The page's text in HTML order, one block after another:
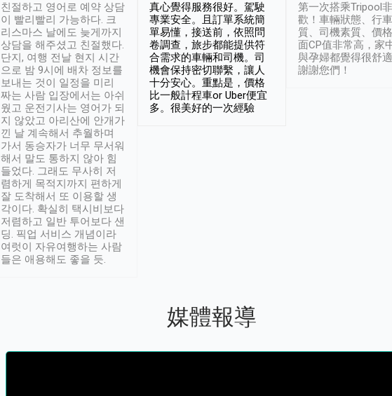
친절하고 영어로 예약 상담
이 빨리빨리 가능하다. 크
리스마스 날에도 늦게까지
상담을 해주셨고 친절했다.
단지, 여행 전날 현지 시간
으로 밤 9시에 배차 정보를
보내는 것이 일정을 미리
짜는 사람 입장에서는 아쉬
웠고 운전기사는 영어가 되
지 않았고 아리산에 안개가
낀 날 계속해서 추월하며
가서 동승자가 너무 무서워
해서 말도 통하지 않아 힘
들었다. 그래도 무사히 저
렴하게 목적지까지 편하게
잘 도착해서 또 이용할 생
각이다. 확실히 택시비보다
저렴하고 일반 투어보다 샌
딩. 픽업 서비스 개념이라
여럿이 자유여행하는 사람
들은 애용해도 좋을 듯.
真心覺得服務很好。駕駛
專業安全。且訂單系統簡
單易懂，接送前，依照問
卷調查，旅步都能提供符
合需求的車輛和司機。司
機會保持密切聯繫，讓人
十分安心。重點是，價格
比一般計程車or Uber便宜
多。很美好的一次經驗
第一次搭乘Tripool
歡！車輛狀態、行
質、司機素質、價
面CP值非常高，家
與孕婦都覺得很舒適
謝謝您們！
媒體報導